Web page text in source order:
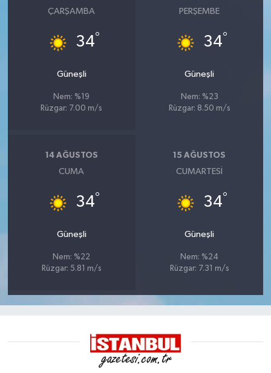
ÇARŞAMBA
34°
Güneşli
Nem: %19
Rüzgar: 7.00 m/s
PERŞEMBE
34°
Güneşli
Nem: %23
Rüzgar: 8.50 m/s
14 AĞUSTOS
CUMA
34°
Güneşli
Nem: %22
Rüzgar: 5.81 m/s
15 AĞUSTOS
CUMARTESI
34°
Güneşli
Nem: %24
Rüzgar: 7.31 m/s